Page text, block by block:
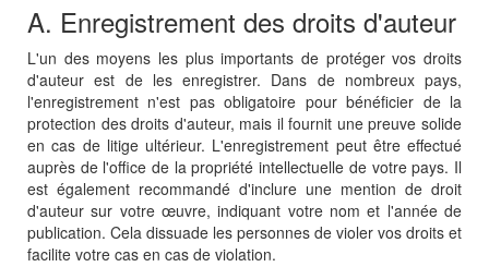
A. Enregistrement des droits d'auteur
L'un des moyens les plus importants de protéger vos droits
d'auteur est de les enregistrer. Dans de nombreux pays,
l'enregistrement n'est pas obligatoire pour bénéficier de la
protection des droits d'auteur, mais il fournit une preuve solide
en cas de litige ultérieur. L'enregistrement peut être effectué
auprès de l'office de la propriété intellectuelle de votre pays. Il
est également recommandé d'inclure une mention de droit
d'auteur sur votre œuvre, indiquant votre nom et l'année de
publication. Cela dissuade les personnes de violer vos droits et
facilite votre cas en cas de violation.